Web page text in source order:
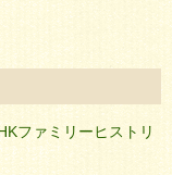
ファミリーヒストリ